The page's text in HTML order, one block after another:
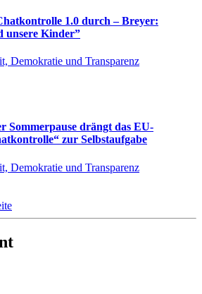
1.0 durch – Breyer:
unsere Kinder”
Demokratie und Transparenz
Sommerpause drängt das EU-
zur Selbstaufgabe
Demokratie und Transparenz